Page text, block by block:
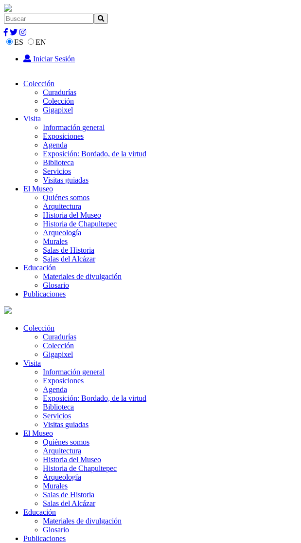
ES
EN
Iniciar Sesión
Colección
Curadurías
Colección
Gigapixel
Visita
Información general
Exposiciones
Agenda
Exposición: Bordado, de la virtud
Biblioteca
Servicios
Visitas guiadas
El Museo
Quiénes somos
Arquitectura
Historia del Museo
Historia de Chapultepec
Arqueología
Murales
Salas de Historia
Salas del Alcázar
Educación
Materiales de divulgación
Glosario
Publicaciones
Colección
Curadurías
Colección
Gigapixel
Visita
Información general
Exposiciones
Agenda
Exposición: Bordado, de la virtud
Biblioteca
Servicios
Visitas guiadas
El Museo
Quiénes somos
Arquitectura
Historia del Museo
Historia de Chapultepec
Arqueología
Murales
Salas de Historia
Salas del Alcázar
Educación
Materiales de divulgación
Glosario
Publicaciones